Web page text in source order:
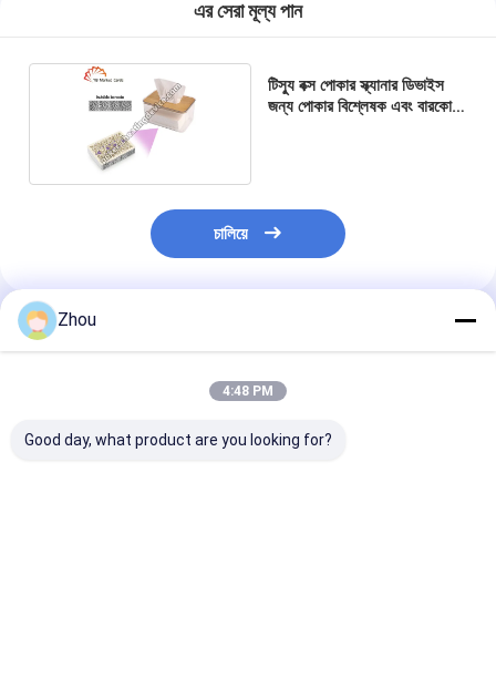
এর সেরা মূল্য পান
টিস্যু বক্স পোকার স্ক্যানার ডিভাইস
জন্য পোকার বিশ্লেষক এবং বারকোড
চালিয়ে
প্রস্তাবিত পণ্য
Zhou
4:48 PM
Good day, what product are you looking for?